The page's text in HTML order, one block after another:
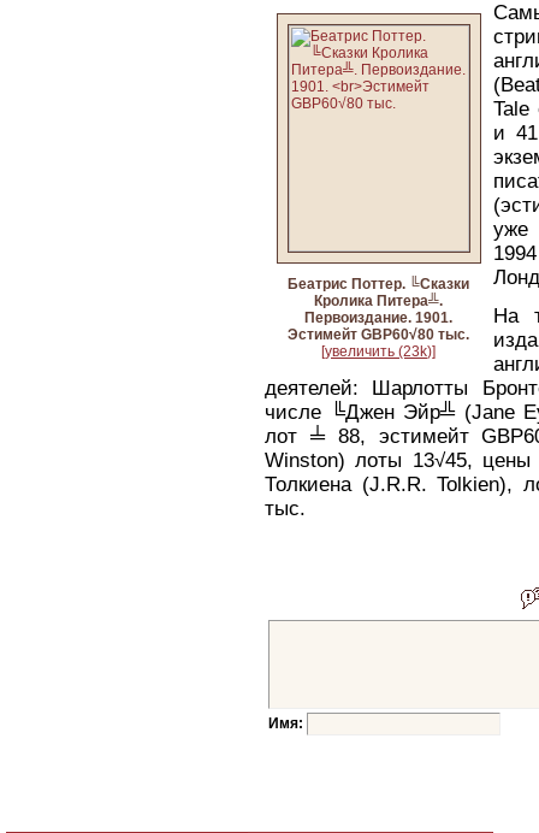
Беатрис Поттер. ╚Сказки
Кролика Питера╩.
Первоиздание. 1901.
Эстимейт GBP60√80 тыс.
[увеличить (23k)]
и
уже
На
деятелей: Шарлотты
числе ╚Джен Эйр╩ (Jane
лот ╧ 88, эстимейт
Winston) лоты 13√45,
Толкиена (J.R.R. Tolkien),
тыс.
Имя: